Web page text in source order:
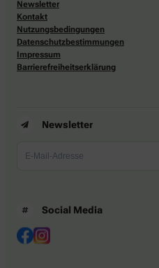
Newsletter
Kontakt
Nutzungsbedingungen
Datenschutzbestimmungen
Impressum
Barrierefreiheitserklärung
Newsletter
Social Media